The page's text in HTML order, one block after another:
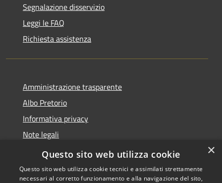
Segnalazione disservizio
Leggi le FAQ
Richiesta assistenza
Amministrazione trasparente
Albo Pretorio
Informativa privacy
Note legali
Dichiarazione di accessibilità
×
Questo sito web utilizza cookie
Questo sito web utilizza cookie tecnici e assimilati strettamente
necessari al corretto funzionamento e alla navigazione del sito,